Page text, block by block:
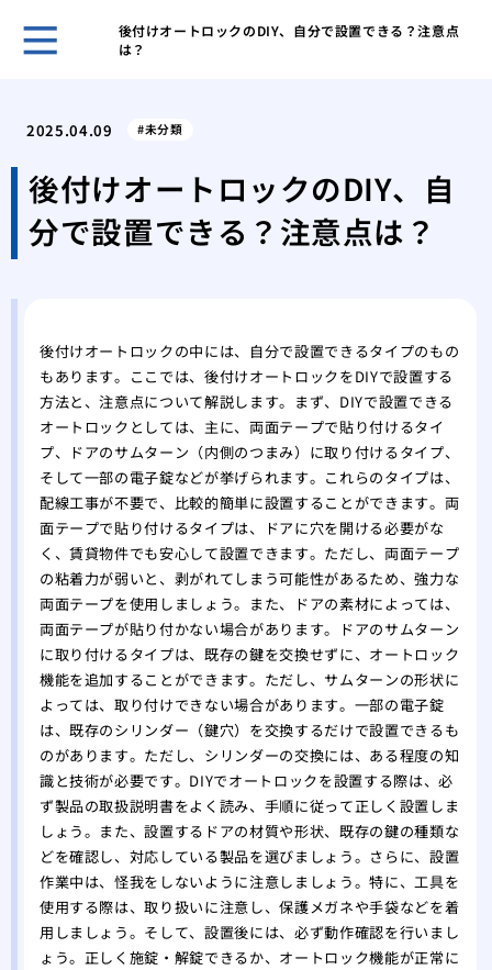
後付けオートロックのDIY、自分で設置できる？注意点
は？
採
ス
自
タ
鍵
2025.04.09 未分類
後付けオートロックのDIY、自
分で設置できる？注意点は？
後付けオートロックの中には、自分で設置できるタイプのもの
もあります。ここでは、後付けオートロックをDIYで設置する
方法と、注意点について解説します。まず、DIYで設置できる
オートロックとしては、主に、両面テープで貼り付けるタイ
プ、ドアのサムターン（内側のつまみ）に取り付けるタイプ、
そして一部の電子錠などが挙げられます。これらのタイプは、
配線工事が不要で、比較的簡単に設置することができます。両
面テープで貼り付けるタイプは、ドアに穴を開ける必要がな
く、賃貸物件でも安心して設置できます。ただし、両面テープ
の粘着力が弱いと、剥がれてしまう可能性があるため、強力な
両面テープを使用しましょう。また、ドアの素材によっては、
両面テープが貼り付かない場合があります。ドアのサムターン
に取り付けるタイプは、既存の鍵を交換せずに、オートロック
機能を追加することができます。ただし、サムターンの形状に
よっては、取り付けできない場合があります。一部の電子錠
は、既存のシリンダー（鍵穴）を交換するだけで設置できるも
のがあります。ただし、シリンダーの交換には、ある程度の知
識と技術が必要です。DIYでオートロックを設置する際は、必
ず製品の取扱説明書をよく読み、手順に従って正しく設置しま
しょう。また、設置するドアの材質や形状、既存の鍵の種類な
どを確認し、対応している製品を選びましょう。さらに、設置
作業中は、怪我をしないように注意しましょう。特に、工具を
使用する際は、取り扱いに注意し、保護メガネや手袋などを着
用しましょう。そして、設置後には、必ず動作確認を行いまし
ょう。正しく施錠・解錠できるか、オートロック機能が正常に